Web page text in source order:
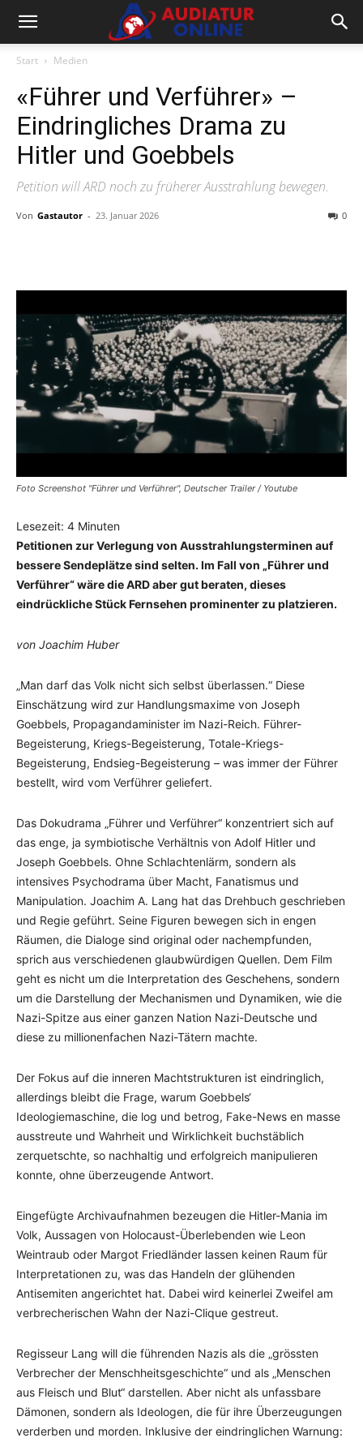
Start Medien
«Führer und Verführer» –
Eindringliches Drama zu
Hitler und Goebbels
Petition will ARD noch zu früherer Ausstrahlung bewegen.
Von Gastautor - 23. Januar 2026 0
Foto Screenshot "Führer und Verführer", Deutscher Trailer / Youtube
Lesezeit: 4 Minuten
Petitionen zur Verlegung von Ausstrahlungsterminen auf
bessere Sendeplätze sind selten. Im Fall von „Führer und
Verführer“ wäre die ARD aber gut beraten, dieses
eindrückliche Stück Fernsehen prominenter zu platzieren.
von Joachim Huber
„Man darf das Volk nicht sich selbst überlassen.“ Diese
Einschätzung wird zur Handlungsmaxime von Joseph
Goebbels, Propagandaminister im Nazi-Reich. Führer-
Begeisterung, Kriegs-Begeisterung, Totale-Kriegs-
Begeisterung, Endsieg-Begeisterung – was immer der Führer
bestellt, wird vom Verführer geliefert.
Das Dokudrama „Führer und Verführer“ konzentriert sich auf
das enge, ja symbiotische Verhältnis von Adolf Hitler und
Joseph Goebbels. Ohne Schlachtenlärm, sondern als
intensives Psychodrama über Macht, Fanatismus und
Manipulation. Joachim A. Lang hat das Drehbuch geschrieben
und Regie geführt. Seine Figuren bewegen sich in engen
Räumen, die Dialoge sind original oder nachempfunden,
sprich aus verschiedenen glaubwürdigen Quellen. Dem Film
geht es nicht um die Interpretation des Geschehens, sondern
um die Darstellung der Mechanismen und Dynamiken, wie die
Nazi-Spitze aus einer ganzen Nation Nazi-Deutsche und
diese zu millionenfachen Nazi-Tätern machte.
Der Fokus auf die inneren Machtstrukturen ist eindringlich,
allerdings bleibt die Frage, warum Goebbels‘
Ideologiemaschine, die log und betrog, Fake-News en masse
ausstreute und Wahrheit und Wirklichkeit buchstäblich
zerquetschte, so nachhaltig und erfolgreich manipulieren
konnte, ohne überzeugende Antwort.
Eingefügte Archivaufnahmen bezeugen die Hitler-Mania im
Volk, Aussagen von Holocaust-Überlebenden wie Leon
Weintraub oder Margot Friedländer lassen keinen Raum für
Interpretationen zu, was das Handeln der glühenden
Antisemiten angerichtet hat. Dabei wird keinerlei Zweifel am
verbrecherischen Wahn der Nazi-Clique gestreut.
Regisseur Lang will die führenden Nazis als die „grössten
Verbrecher der Menschheitsgeschichte“ und als „Menschen
aus Fleisch und Blut“ darstellen. Aber nicht als unfassbare
Dämonen, sondern als Ideologen, die für ihre Überzeugungen
verderben und morden. Inklusive der eindringlichen Warnung: